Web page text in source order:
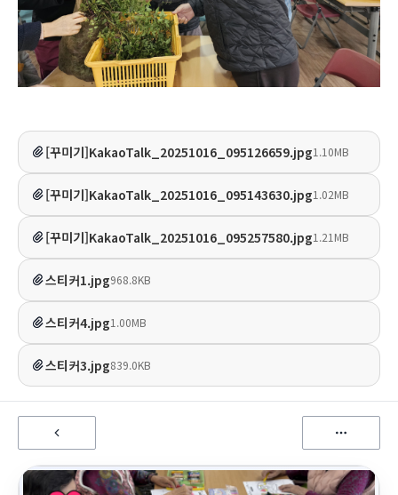
[꾸미기]KakaoTalk_20251016_095126659.jpg1.10MB
[꾸미기]KakaoTalk_20251016_095143630.jpg1.02MB
[꾸미기]KakaoTalk_20251016_095257580.jpg1.21MB
스티커1.jpg968.8KB
스티커4.jpg1.00MB
스티커3.jpg839.0KB